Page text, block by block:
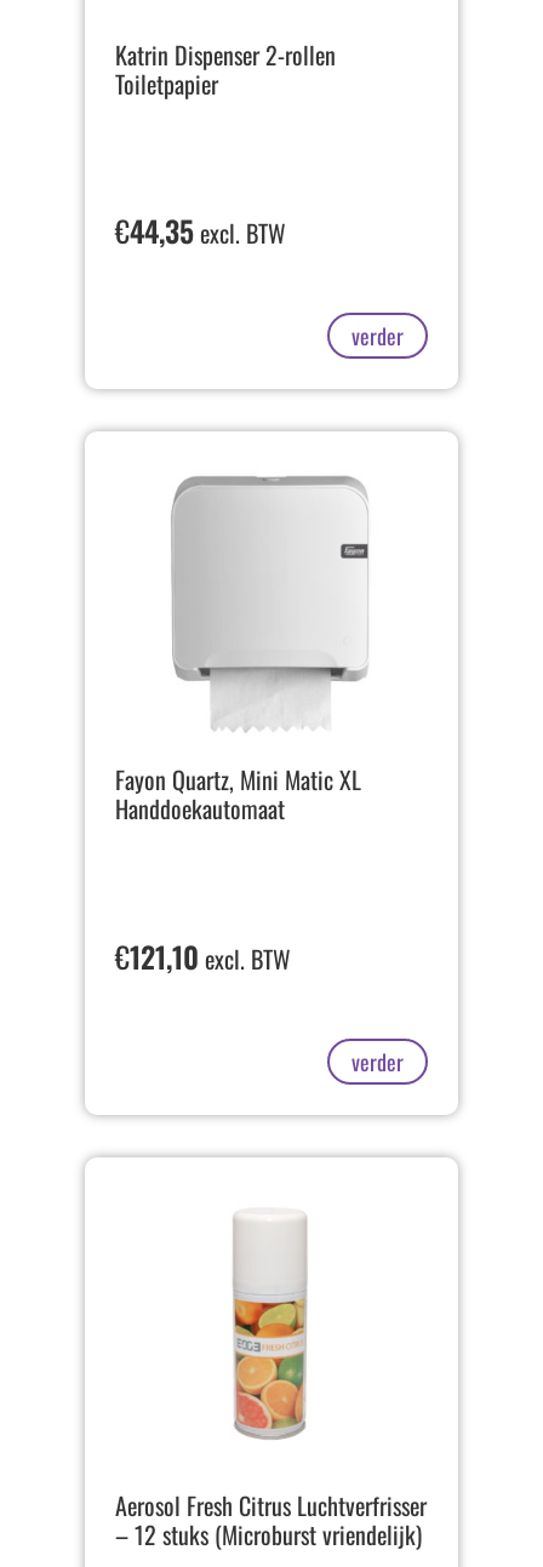
Katrin Dispenser 2-rollen
Toiletpapier
€44,35excl. BTW
verder
Fayon Quartz, Mini Matic XL
Handdoekautomaat
€121,10 excl. BTW
verder
Aerosol Fresh Citrus Luchtverfrisser
– 12 stuks (Microburst vriendelijk)